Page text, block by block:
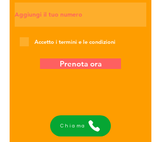
Accetto i termini e le condizioni
Prenota ora
Chiama